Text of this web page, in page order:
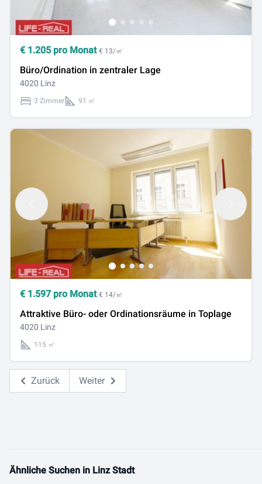
€ 1.205 pro Monat € 13/㎡
Büro/Ordination in zentraler Lage
4020 Linz
3 Zimmer 91 ㎡
€ 1.597 pro Monat € 14/㎡
Attraktive Büro- oder Ordinationsräume in Toplage
4020 Linz
115 ㎡
Zurück Weiter
Ähnliche Suchen in Linz Stadt